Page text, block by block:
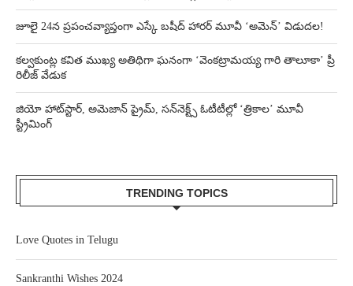
జూలై 24న ప్రపంచవ్యాప్తంగా ఎస్కే బషీద్‌ హారర్ మూవీ ‘అమెన్’ విడుదల!
కల్వకుంట్ల కవిత ముఖ్య అతిథిగా ఘనంగా ‘వెంకట్రామయ్య గారి తాలూకా’ ప్రీ
రిలీజ్ వేడుక
జియో హాట్‌స్టార్, అమెజాన్ ప్రైమ్, సన్‌నెక్ట్స్ ఓటీటీల్లో ‘త్రికాల’ మూవీ
స్ట్రీమింగ్
TRENDING TOPICS
Love Quotes in Telugu
Sankranthi Wishes 2024